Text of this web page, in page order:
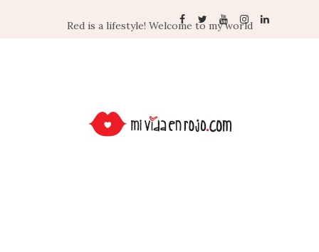
Red is a lifestyle! Welcome to my world